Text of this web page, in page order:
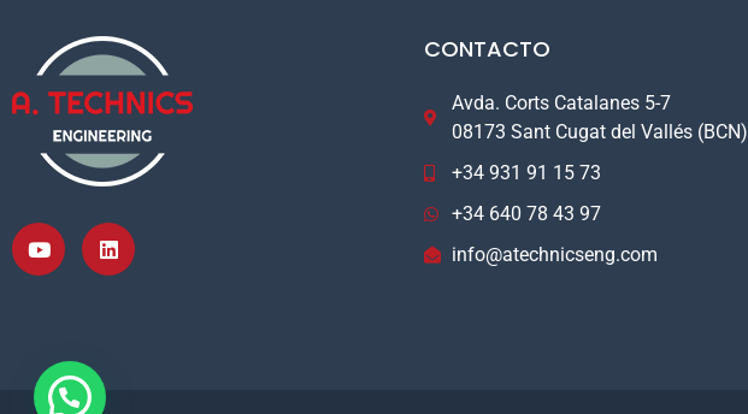
CONTACTO
Avda. Corts Catalanes 5-7
08173 Sant Cugat del Vallés (BCN)
+34 931 91 15 73
+34 640 78 43 97
info@atechnicseng.com